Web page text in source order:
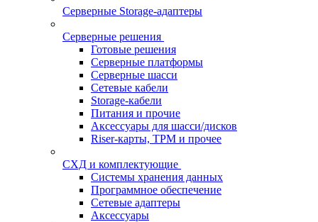
Серверные Storage-адаптеры
Серверные решения
Готовые решения
Серверные платформы
Серверные шасси
Сетевые кабели
Storage-кабели
Питания и прочие
Аксессуары для шасси/дисков
Riser-карты, TPM и прочее
СХД и комплектующие
Системы хранения данных
Программное обеспечение
Сетевые адаптеры
Аксессуары